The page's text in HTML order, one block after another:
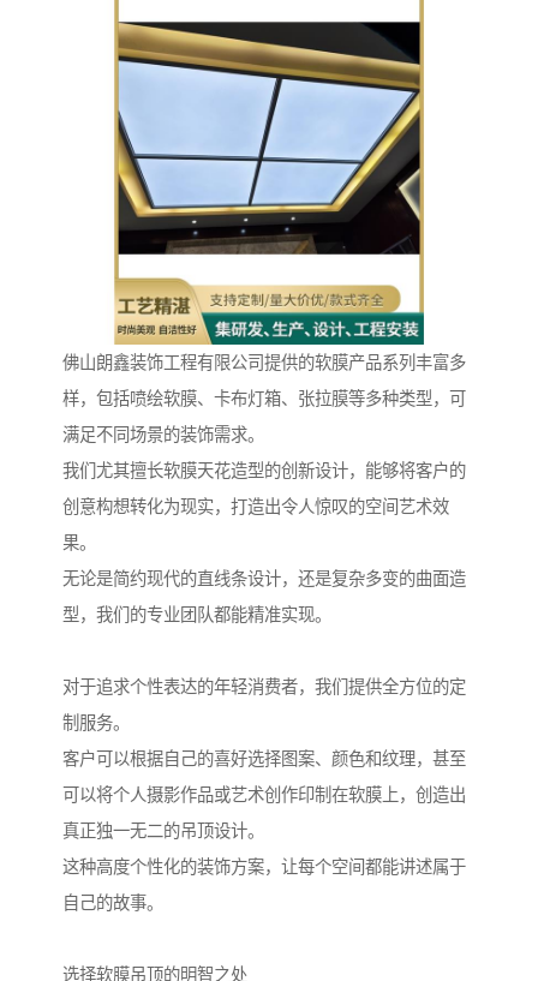
佛山朗鑫装饰工程有限公司提供的软膜产品系列丰富多
样，包括喷绘软膜、卡布灯箱、张拉膜等多种类型，可
满足不同场景的装饰需求。
我们尤其擅长软膜天花造型的创新设计，能够将客户的
创意构想转化为现实，打造出令人惊叹的空间艺术效
果。
无论是简约现代的直线条设计，还是复杂多变的曲面造
型，我们的专业团队都能精准实现。
对于追求个性表达的年轻消费者，我们提供全方位的定
制服务。
客户可以根据自己的喜好选择图案、颜色和纹理，甚至
可以将个人摄影作品或艺术创作印制在软膜上，创造出
真正独一无二的吊顶设计。
这种高度个性化的装饰方案，让每个空间都能讲述属于
自己的故事。
选择软膜吊顶的明智之处